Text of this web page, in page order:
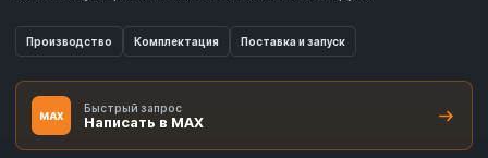
Производство Комплектация Поставка и запуск
MAX
Быстрый запрос
Написать в MAX